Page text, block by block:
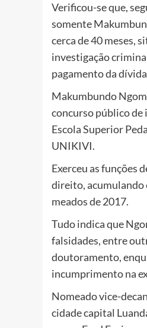
Verificou-se que,
somente
cerca de 40 meses,
investigação
pagamento da
Makumbundo
concurso público de
Escola Superior
UNIKIVI.
Exerceu as funções
direito, acumulando
meados de 2017.
Tudo indica que
falsidades, entre
doutoramento,
incumprimento na
Nomeado vice-
cidade capital